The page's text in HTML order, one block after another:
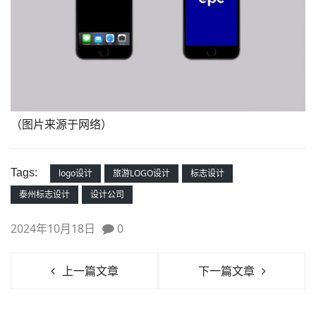
（图片来源于网络）
Tags: logo设计 旅游LOGO设计
标志设计
泰州标志设计
设计公司
2024年10月18日 0
上一篇文章 下一篇文章